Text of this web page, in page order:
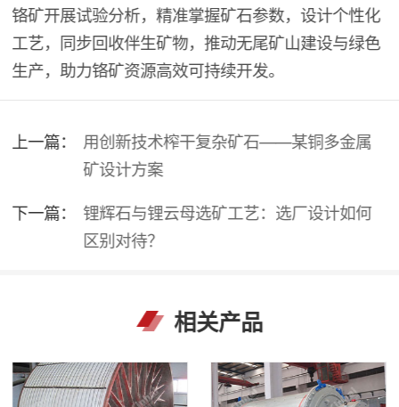
铬矿开展试验分析，精准掌握矿石参数，设计个性化
工艺，同步回收伴生矿物，推动无尾矿山建设与绿色
生产，助力铬矿资源高效可持续开发。
上一篇：
用创新技术榨干复杂矿石——某铜多金属
矿设计方案
下一篇：
锂辉石与锂云母选矿工艺：选厂设计如何
区别对待？
相关产品